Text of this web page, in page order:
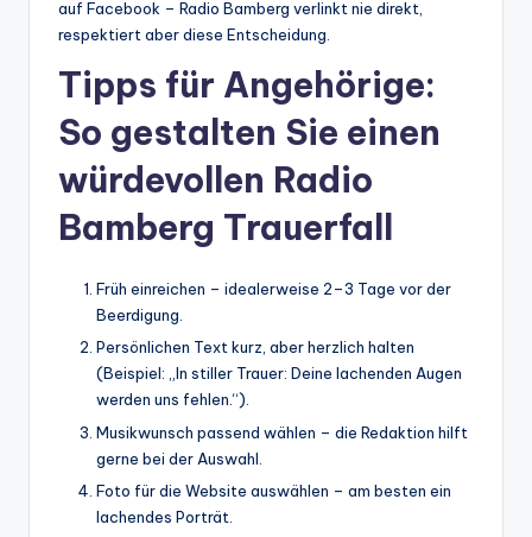
auf Facebook – Radio Bamberg verlinkt nie direkt,
respektiert aber diese Entscheidung.
Tipps für Angehörige:
So gestalten Sie einen
würdevollen Radio
Bamberg Trauerfall
Früh einreichen – idealerweise 2–3 Tage vor der
Beerdigung.
Persönlichen Text kurz, aber herzlich halten
(Beispiel: „In stiller Trauer: Deine lachenden Augen
werden uns fehlen.“).
Musikwunsch passend wählen – die Redaktion hilft
gerne bei der Auswahl.
Foto für die Website auswählen – am besten ein
lachendes Porträt.